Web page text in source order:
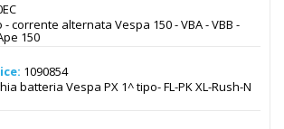
corrente alternata Vespa 150 - VBA - VBB -
150
1090854
batteria Vespa PX 1^ tipo- FL-PK XL-Rush-N